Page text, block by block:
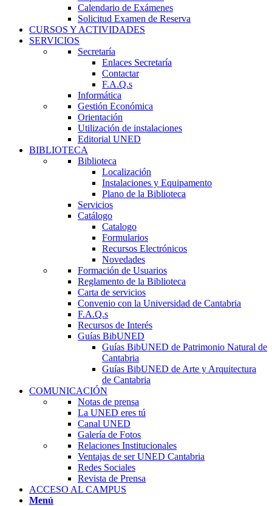
Calendario de Exámenes
Solicitud Examen de Reserva
CURSOS Y ACTIVIDADES
SERVICIOS
Secretaría
Enlaces Secretaría
Contactar
F.A.Q.s
Informática
Gestión Económica
Orientación
Utilización de instalaciones
Editorial UNED
BIBLIOTECA
Biblioteca
Localización
Instalaciones y Equipamento
Plano de la Biblioteca
Servicios
Catálogo
Catalogo
Formularios
Recursos Electrónicos
Novedades
Formación de Usuarios
Reglamento de la Biblioteca
Carta de servicios
Convenio con la Universidad de Cantabria
F.A.Q.s
Recursos de Interés
Guías BibUNED
Guías BibUNED de Patrimonio Natural de
Cantabria
Guías BibUNED de Arte y Arquitectura
de Cantabria
COMUNICACIÓN
Notas de prensa
La UNED eres tú
Canal UNED
Galería de Fotos
Relaciones Institucionales
Ventajas de ser UNED Cantabria
Redes Sociales
Revista de Prensa
ACCESO AL CAMPUS
Menú